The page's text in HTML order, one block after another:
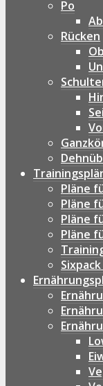
Po
Rücken
Pläne
Pläne
Pläne
Pläne